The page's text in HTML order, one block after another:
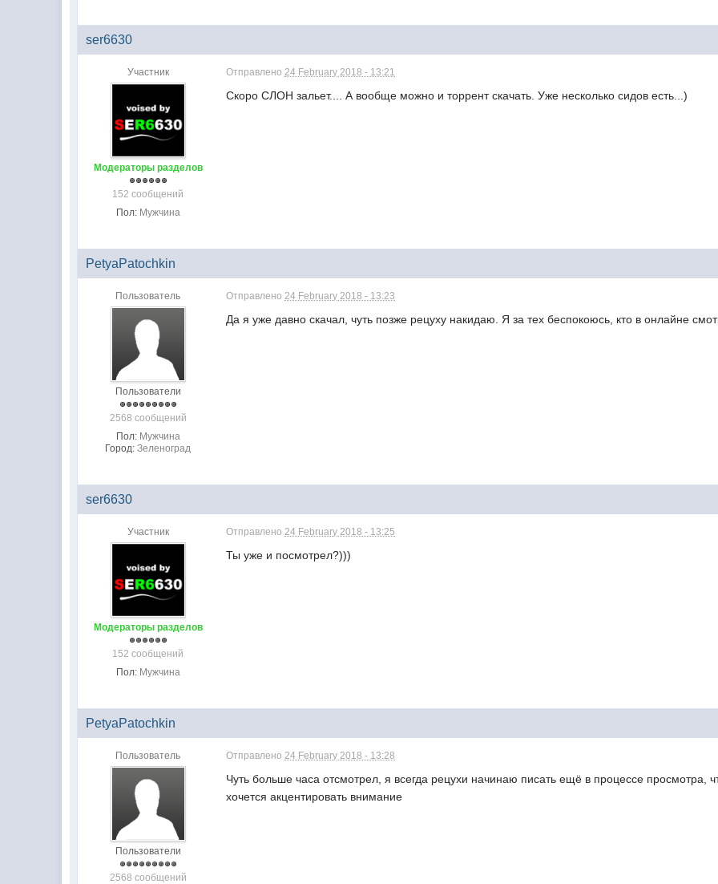
ser6630
Участник
Модераторы разделов
152 сообщений
Пол: Мужчина
Отправлено24 February 2018 - 13:21
Скоро СЛОН зальет.... А вообще можно и торрент скачать. Уже несколько сидов есть...)
PetyaPatochkin
Пользователь
Пользователи
2568 сообщений
Пол: Мужчина
Город: Зеленоград
Отправлено24 February 2018 - 13:23
Да я уже давно скачал, чуть позже рецуху накидаю. Я за тех беспокоюсь, кто в онлайне
ser6630
Участник
Модераторы разделов
152 сообщений
Пол: Мужчина
Отправлено24 February 2018 - 13:25
Ты уже и посмотрел?)))
PetyaPatochkin
Пользователь
Пользователи
2568 сообщений
Отправлено24 February 2018 - 13:28
Чуть больше часа отсмотрел, я всегда рецухи начинаю писать ещё в процессе
хочется акцентировать внимание